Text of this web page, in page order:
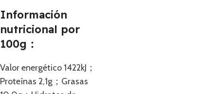
Información
nutricional por
100g：
Valor energético 1422kJ；
Proteínas 2,1g；Grasas